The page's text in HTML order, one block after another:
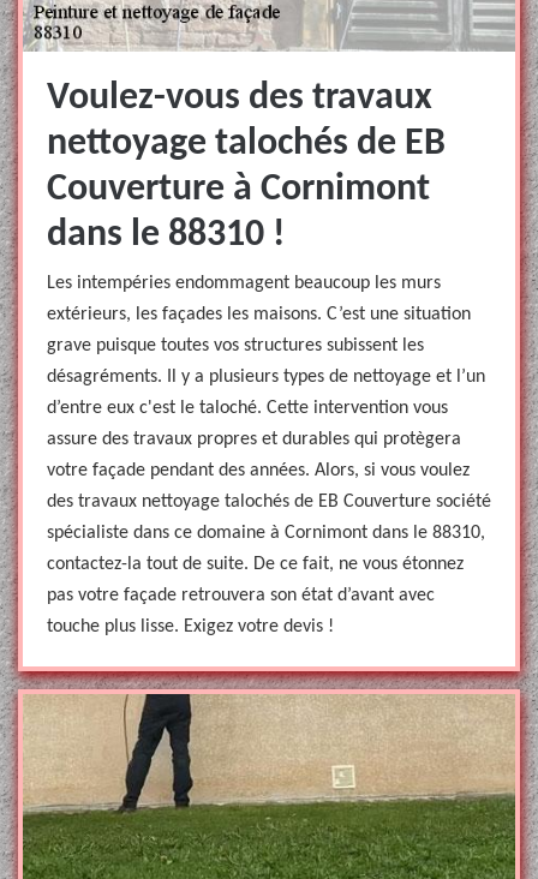
Voulez-vous des travaux
nettoyage talochés de EB
Couverture à Cornimont
dans le 88310 !
Les intempéries endommagent beaucoup les murs
extérieurs, les façades les maisons. C’est une situation
grave puisque toutes vos structures subissent les
désagréments. Il y a plusieurs types de nettoyage et l’un
d’entre eux c'est le taloché. Cette intervention vous
assure des travaux propres et durables qui protègera
votre façade pendant des années. Alors, si vous voulez
des travaux nettoyage talochés de EB Couverture société
spécialiste dans ce domaine à Cornimont dans le 88310,
contactez-la tout de suite. De ce fait, ne vous étonnez
pas votre façade retrouvera son état d’avant avec
touche plus lisse. Exigez votre devis !